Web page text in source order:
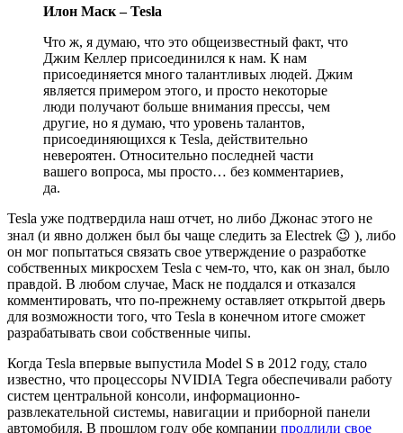
Илон Маск – Tesla
Что ж, я думаю, что это общеизвестный факт, что
Джим Келлер присоединился к нам. К нам
присоединяется много талантливых людей. Джим
является примером этого, и просто некоторые
люди получают больше внимания прессы, чем
другие, но я думаю, что уровень талантов,
присоединяющихся к Tesla, действительно
невероятен. Относительно последней части
вашего вопроса, мы просто… без комментариев,
да.
Tesla уже подтвердила наш отчет, но либо Джонас этого не
знал (и явно должен был бы чаще следить за Electrek 😉 ), либо
он мог попытаться связать свое утверждение о разработке
собственных микросхем Tesla с чем-то, что, как он знал, было
правдой. В любом случае, Маск не поддался и отказался
комментировать, что по-прежнему оставляет открытой дверь
для возможности того, что Tesla в конечном итоге сможет
разрабатывать свои собственные чипы.
Когда Tesla впервые выпустила Model S в 2012 году, стало
известно, что процессоры NVIDIA Tegra обеспечивали работу
систем центральной консоли, информационно-
развлекательной системы, навигации и приборной панели
автомобиля. В прошлом году обе компании продлили свое